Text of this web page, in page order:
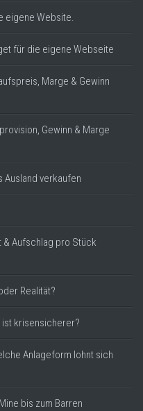
eigene Website.
für die eigene Webseite
Marge & Gewinn
Gewinn & Marge
Ausland verkaufen
& Aufschlag pro Stück
Realität?
ist krisensicherer?
Anlageform lohnt sich
bis zum Barren